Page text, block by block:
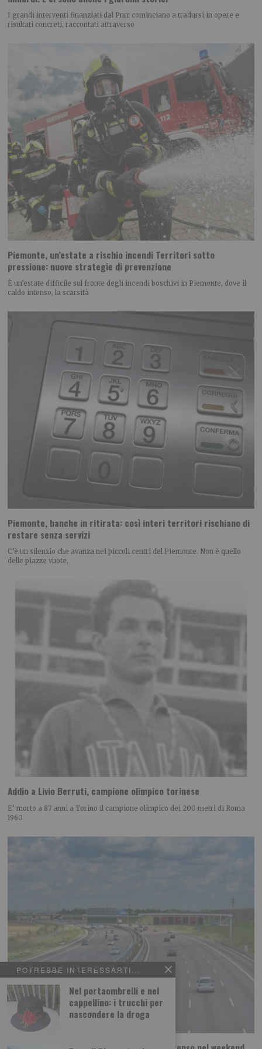
POTREBBE INTERESSARTI...
Nel portaombrelli e nel
cappellino: i trucchi per
nascondere la droga
I grandi interventi finanziati dal Pnrr cominciano a tradursi in opere e
risultati concreti, raccontati attraverso
Piemonte, un’estate a rischio incendi Territori sotto
pressione: nuove strategie di prevenzione
È un’estate difficile sul fronte degli incendi boschivi in Piemonte, dove il
caldo intenso, la scarsità
Piemonte, banche in ritirata: così interi territori rischiano di
restare senza servizi
C’è un silenzio che avanza nei piccoli centri del Piemonte. Non è quello
delle piazze vuote,
Addio a Livio Berruti, campione olimpico torinese
E’ morto a 87 anni a Torino il campione olimpico dei 200 metri di Roma
1960